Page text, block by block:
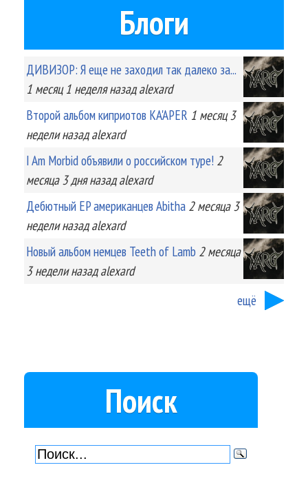
Блоги
ДИВИЗОР: Я еще не заходил так далеко за...
1 месяц 1 неделяназад alexard
Второй альбом киприотов KA'APER 1 месяц 3
неделиназад alexard
I Am Morbid объявили о российском туре! 2
месяца 3 дняназад alexard
Дебютный EP американцев Abitha 2 месяца 3
неделиназад alexard
Новый альбом немцев Teeth of Lamb 2 месяца
3 неделиназад alexard
ещё
Поиск